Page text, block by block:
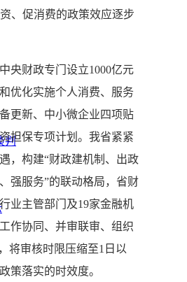
判
、促消费的政策效应逐步
财政专门设立1000亿元
优化实施个人消费、服务
更新、中小微企业四项贴
担保专项计划。我省紧紧
，构建“财政建机制、出政
强服务”的联动格局，省财
业主管部门及19家金融机
作协同、并审联审、组织
将审核时限压缩至1日以
策落实的时效度。